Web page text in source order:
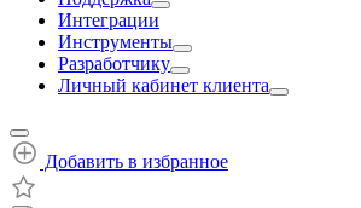
Интеграции
Инструменты
Разработчику
Личный кабинет клиента
Добавить в избранное